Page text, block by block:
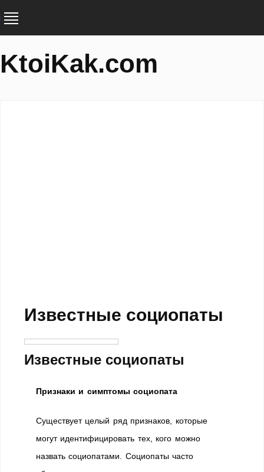
KtoiKak.com
Известные социопаты
Известные социопаты
Признаки и симптомы социопата
Существует целый ряд признаков, которые
могут идентифицировать тех, кого можно
назвать социопатами. Социопаты часто